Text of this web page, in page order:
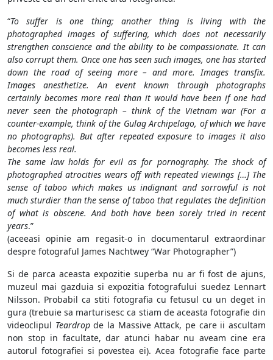
“To suffer is one thing; another thing is living with the
photographed images of suffering, which does not necessarily
strengthen conscience and the ability to be compassionate. It can
also corrupt them. Once one has seen such images, one has started
down the road of seeing more – and more. Images transfix.
Images anesthetize. An event known through photographs
certainly becomes more real than it would have been if one had
never seen the photograph – think of the Vietnam war (For a
counter-example, think of the Gulag Archipelago, of which we have
no photographs). But after repeated exposure to images it also
becomes less real.
The same law holds for evil as for pornography. The shock of
photographed atrocities wears off with repeated viewings […] The
sense of taboo which makes us indignant and sorrowful is not
much sturdier than the sense of taboo that regulates the definition
of what is obscene. And both have been sorely tried in recent
years.”
(aceeasi opinie am regasit-o in documentarul extraordinar
despre fotograful James Nachtwey “War Photographer”)
Si de parca aceasta expozitie superba nu ar fi fost de ajuns,
muzeul mai gazduia si expozitia fotografului suedez Lennart
Nilsson. Probabil ca stiti fotografia cu fetusul cu un deget in
gura (trebuie sa marturisesc ca stiam de aceasta fotografie din
videoclipul Teardropde la Massive Attack, pe care ii ascultam
non stop in facultate, dar atunci habar nu aveam cine era
autorul fotografiei si povestea ei). Acea fotografie face parte